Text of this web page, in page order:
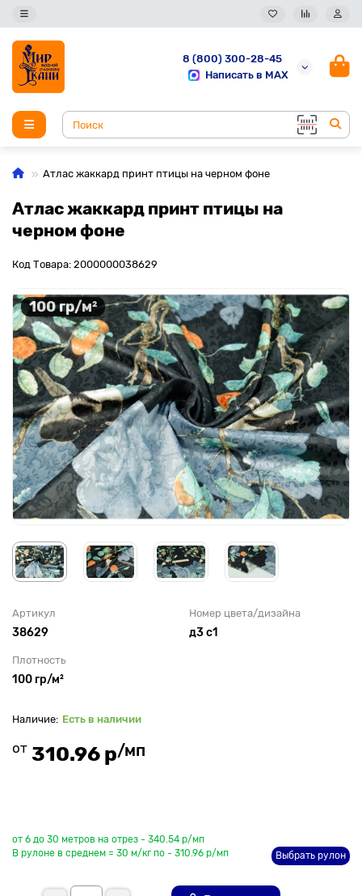
8 (800) 300-28-45
Написать в MAX
Атлас жаккард принт птицы на черном фоне
Атлас жаккард принт птицы на
черном фоне
Код Товара: 2000000038629
100 гр/м²
Артикул
38629
Номер цвета/дизайна
д3 с1
Плотность
100 гр/м²
Есть в наличии
от 310.96 р/мп
от 6 до 30 метров на отрез - 340.54 р/мп
В рулоне в среднем = 30 м/кг по - 310.96 р/мп
Выбрать рулон